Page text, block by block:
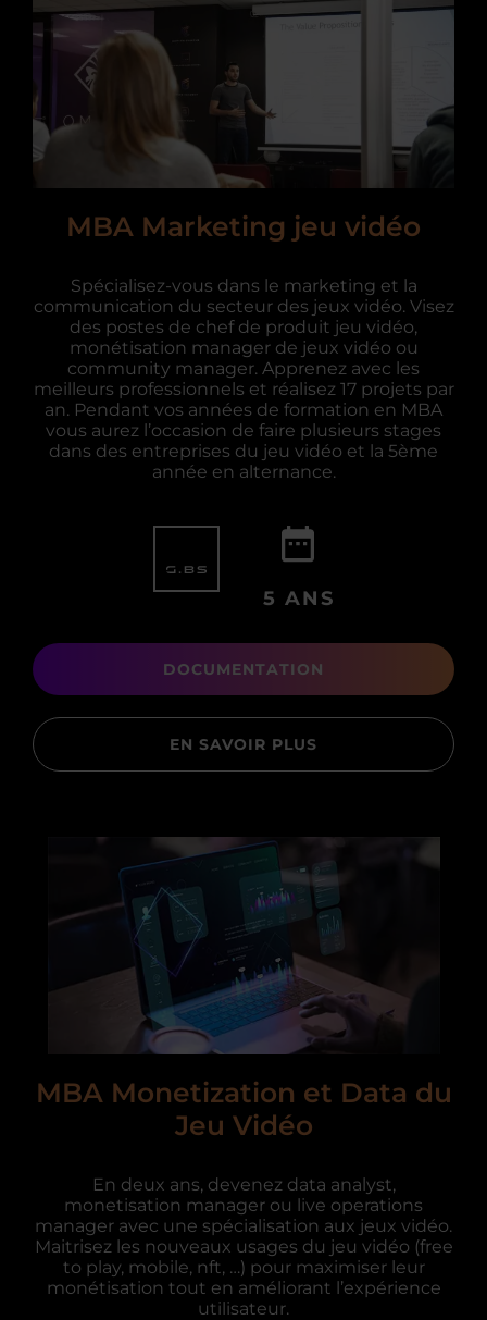
MBA Marketing jeu vidéo
Spécialisez-vous dans le marketing et la
communication du secteur des jeux vidéo. Visez
des postes de chef de produit jeu vidéo,
monétisation manager de jeux vidéo ou
community manager. Apprenez avec les
meilleurs professionnels et réalisez 17 projets par
an. Pendant vos années de formation en MBA
vous aurez l’occasion de faire plusieurs stages
dans des entreprises du jeu vidéo et la 5ème
année en alternance.
5 ANS
DOCUMENTATION
EN SAVOIR PLUS
MBA Monetization et Data du
Jeu Vidéo
En deux ans, devenez data analyst,
monetisation manager ou live operations
manager avec une spécialisation aux jeux vidéo.
Maitrisez les nouveaux usages du jeu vidéo (free
to play, mobile, nft, …) pour maximiser leur
monétisation tout en améliorant l’expérience
utilisateur.